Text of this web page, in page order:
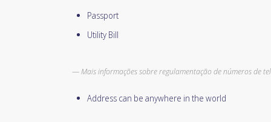
Passport
Utility Bill
Mais informações sobre regulamentação de números de
Address can be anywhere in the world